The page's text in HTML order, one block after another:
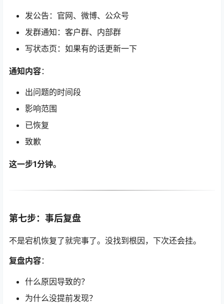
发公告：官网、微博、公众号
发群通知：客户群、内部群
写状态页：如果有的话更新一下
通知内容：
出问题的时间段
影响范围
已恢复
致歉
这一步1分钟。
第七步：事后复盘
不是宕机恢复了就完事了。没找到根因，下次还会挂。
复盘内容：
什么原因导致的？
为什么没提前发现？